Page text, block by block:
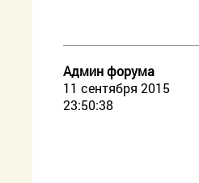
Админ форума
11 сентября 2015
23:50:38